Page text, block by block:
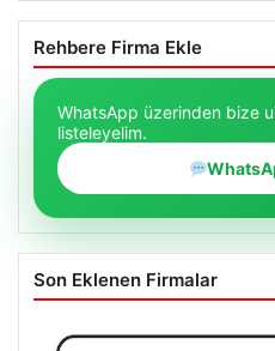
Rehbere Firma Ekle
WhatsApp üzerinden bize
listeleyelim.
Son Eklenen Firmalar